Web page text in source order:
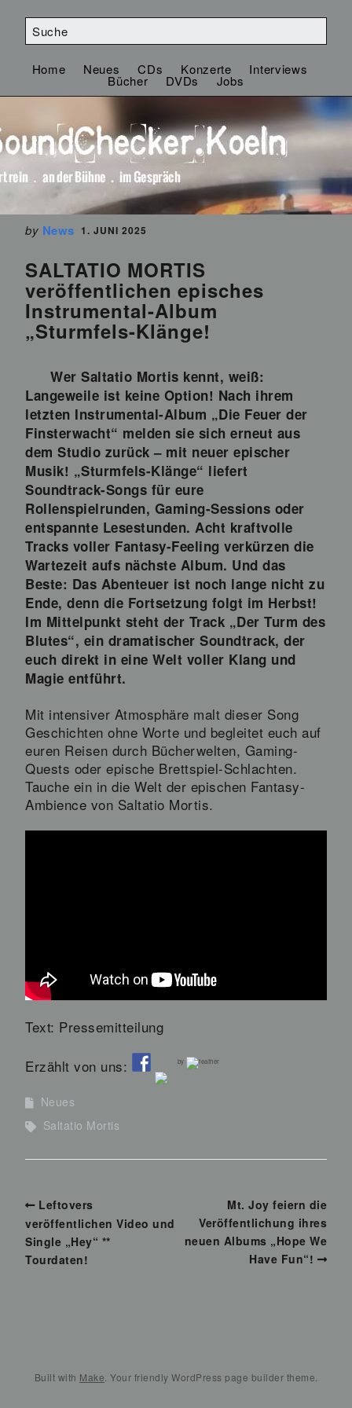
Home Neues CDs Konzerte Interviews
Bücher DVDs Jobs
by News 1. JUNI 2025
SALTATIO MORTIS
veröffentlichen episches
Instrumental-Album
„Sturmfels-Klänge!
Wer Saltatio Mortis kennt, weiß:
Langeweile ist keine Option! Nach ihrem
letzten Instrumental-Album „Die Feuer der
Finsterwacht“ melden sie sich erneut aus
dem Studio zurück – mit neuer epischer
Musik! „Sturmfels-Klänge“ liefert
Soundtrack-Songs für eure
Rollenspielrunden, Gaming-Sessions oder
entspannte Lesestunden. Acht kraftvolle
Tracks voller Fantasy-Feeling verkürzen die
Wartezeit aufs nächste Album. Und das
Beste: Das Abenteuer ist noch lange nicht zu
Ende, denn die Fortsetzung folgt im Herbst!
Im Mittelpunkt steht der Track „Der Turm des
Blutes“, ein dramatischer Soundtrack, der
euch direkt in eine Welt voller Klang und
Magie entführt.
Mit intensiver Atmosphäre malt dieser Song
Geschichten ohne Worte und begleitet euch auf
euren Reisen durch Bücherwelten, Gaming-
Quests oder epische Brettspiel-Schlachten.
Tauche ein in die Welt der epischen Fantasy-
Ambience von Saltatio Mortis.
Text: Pressemitteilung
Erzählt von uns:
by
Neues
Saltatio Mortis
Leftovers
veröffentlichen Video und
Single „Hey“ **
Tourdaten!
Mt. Joy feiern die
Veröffentlichung ihres
neuen Albums „Hope We
Have Fun“!
Built with Make . Your friendly WordPress page builder theme.